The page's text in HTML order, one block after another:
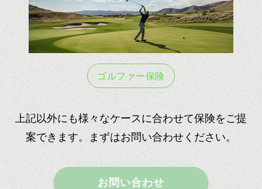
ゴルファー保険
上記以外にも様々なケースに合わせて保険をご提
案できます。まずはお問い合わせください。
お問い合わせ